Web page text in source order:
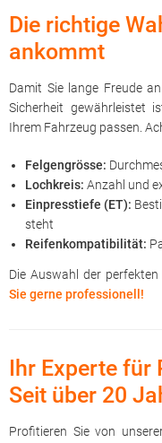
Die richtige
ankommt
Damit Sie lange Freude
Sicherheit gewährleistet
Ihrem Fahrzeug passen.
Felgengrösse:
Lochkreis: Anzahl und
Einpresstiefe (ET):
steht
Reifenkompatibilität:
Die Auswahl der
Sie gerne professionell!
Ihr Experte für
Seit über 20
Profitieren Sie von